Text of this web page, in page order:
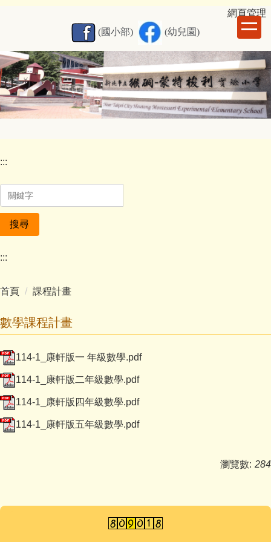
要
內
容
區
網頁管理
(國小部)
(幼兒園)
:::
搜尋
:::
首頁 課程計畫
數學課程計畫
114-1_康軒版一 年級數學.pdf
114-1_康軒版二年級數學.pdf
114-1_康軒版四年級數學.pdf
114-1_康軒版五年級數學.pdf
瀏覽數: 284